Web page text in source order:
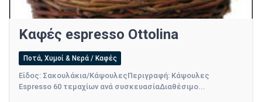
Καφές espresso Ottolina
Ποτά, Χυμοί & Νερά / Καφές
Είδος: Σακουλάκια/ΚάψουλεςΠεριγραφή: Κάψουλες
Espresso 60 τεμαχίων ανά συσκευασίαΔιαθέσιμο...